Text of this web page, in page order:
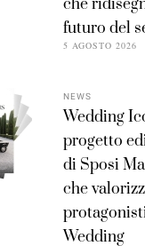
che
futuro del
5 AGOSTO 2026
NEWS
Wedding
progetto
di Sposi
che
Wedding